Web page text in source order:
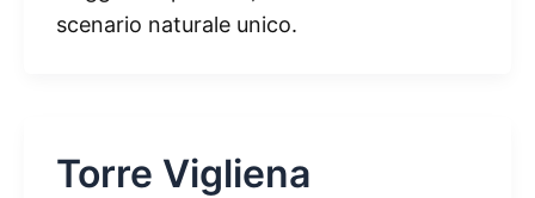
scenario naturale unico.
Torre Vigliena